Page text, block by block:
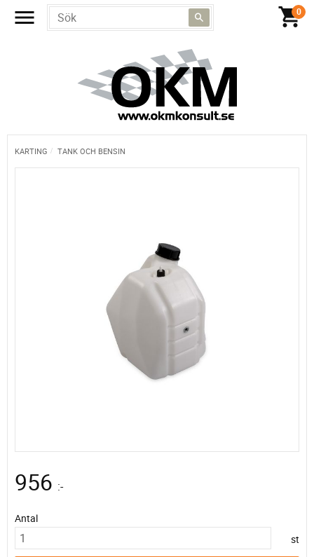
KARTING TANK OCH BENSIN
956 :-
Antal
st